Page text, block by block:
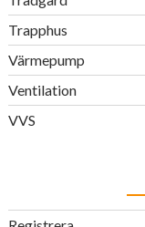
Trapphus
Värmepump
Ventilation
VVS